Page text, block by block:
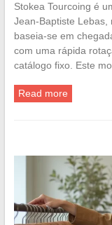
Stokea Tourcoing é
Jean-Baptiste Lebas,
baseia-se em
com uma rápida
catálogo fixo. Este
Read more